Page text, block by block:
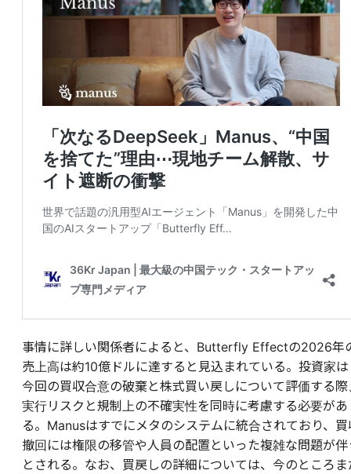
事情に詳しい関係者によると、Butterfly Effectの2026年
売上高は約10億ドルに達すると見込まれている。投資家は
今回の買収合意の破棄と株式買い戻しについて評価する際
実行リスクと規制上の不確実性を同時に考慮する必要があ
る。Manusはすでにメタのシステムに統合されており、買
撤回には権限の移管や人員の配置といった複雑な問題が伴
とされる。なお、買戻しの詳細については、今のところま